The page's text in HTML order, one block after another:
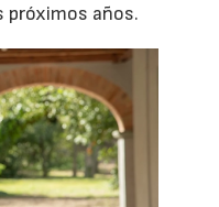
próximos años.